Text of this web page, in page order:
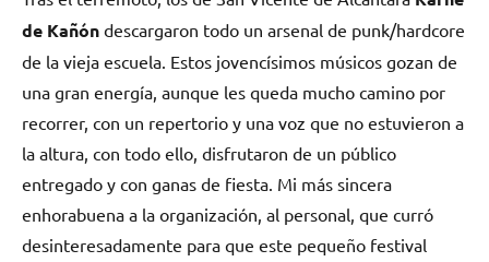
de Kañón descargaron todo un arsenal de punk/hardcore
de la vieja escuela. Estos jovencísimos músicos gozan de
una gran energía, aunque les queda mucho camino por
recorrer, con un repertorio y una voz que no estuvieron a
la altura, con todo ello, disfrutaron de un público
entregado y con ganas de fiesta. Mi más sincera
enhorabuena a la organización, al personal, que curró
desinteresadamente para que este pequeño festival